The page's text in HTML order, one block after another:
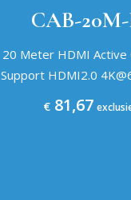
CAB-
20 Meter HDMI Active
Support HDMI2.0
€ 81,67